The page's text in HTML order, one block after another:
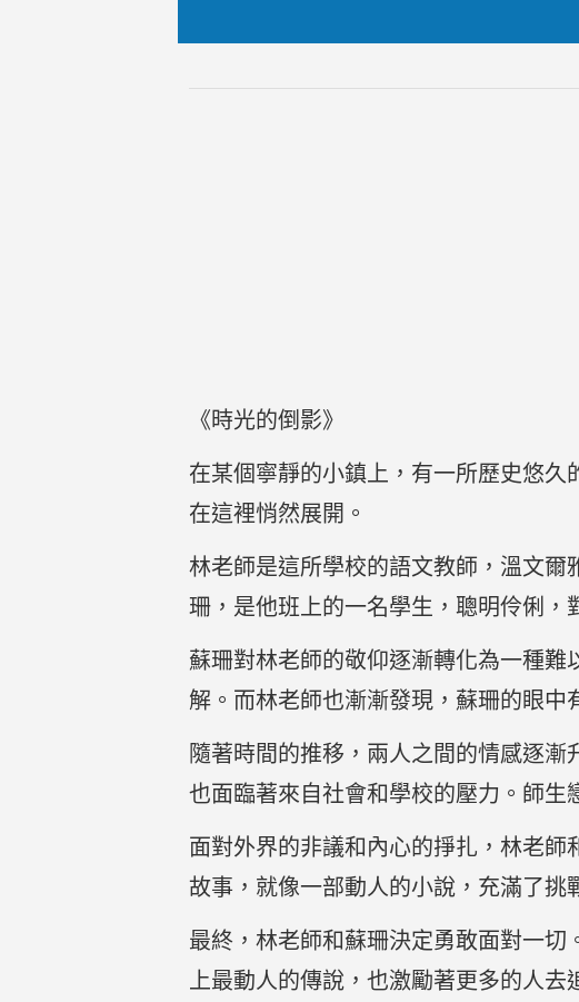
《時光的倒影》
在某個寧靜的小鎮上，有一所歷史悠
在這裡悄然展開。
林老師是這所學校的語文教師，溫文
珊，是他班上的一名學生，聰明伶俐，
蘇珊對林老師的敬仰逐漸轉化為一種
解。而林老師也漸漸發現，蘇珊的眼中
隨著時間的推移，兩人之間的情感逐
也面臨著來自社會和學校的壓力。師生
面對外界的非議和內心的掙扎，林老
故事，就像一部動人的小說，充滿了挑
最終，林老師和蘇珊決定勇敢面對一
上最動人的傳說，也激勵著更多的人去